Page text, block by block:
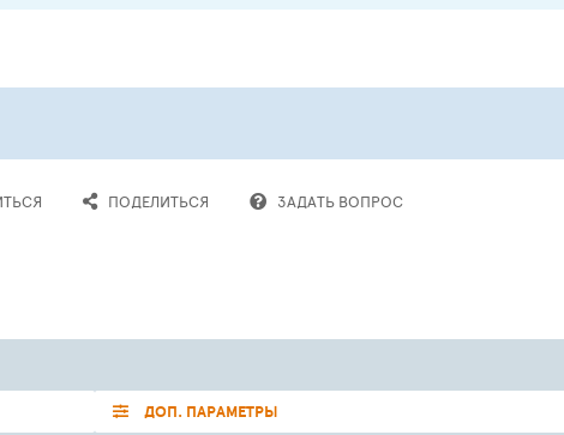
ПОДЕЛИТЬСЯ ЗАДАТЬ ВОПРОС
ДОП. ПАРАМЕТРЫ